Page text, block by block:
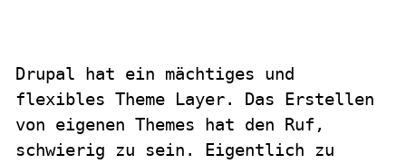
Drupal hat ein mächtiges und
flexibles Theme Layer. Das Erstellen
von eigenen Themes hat den Ruf,
schwierig zu sein. Eigentlich zu